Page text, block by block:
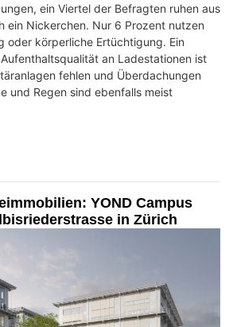
ein Viertel der Befragten ruhen aus
ein Nickerchen. Nur 6 Prozent nutzen
oder körperliche Ertüchtigung. Ein
an Ladestationen ist
fehlen und Überdachungen
und Regen sind ebenfalls meist
YOND Campus
in Zürich